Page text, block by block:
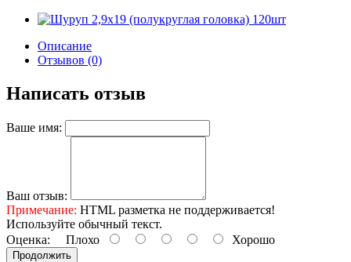
Описание
Отзывов (0)
Написать отзыв
Ваше имя:
Ваш отзыв:
Примечание: HTML разметка не поддерживается!
Используйте обычный текст.
Оценка: Плохо Хорошо
Продолжить